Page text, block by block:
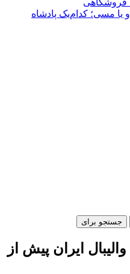
فروشگاهی
یا مسی؛ کدام‌یک پادشاه
جستجو برای
ایران پیش از